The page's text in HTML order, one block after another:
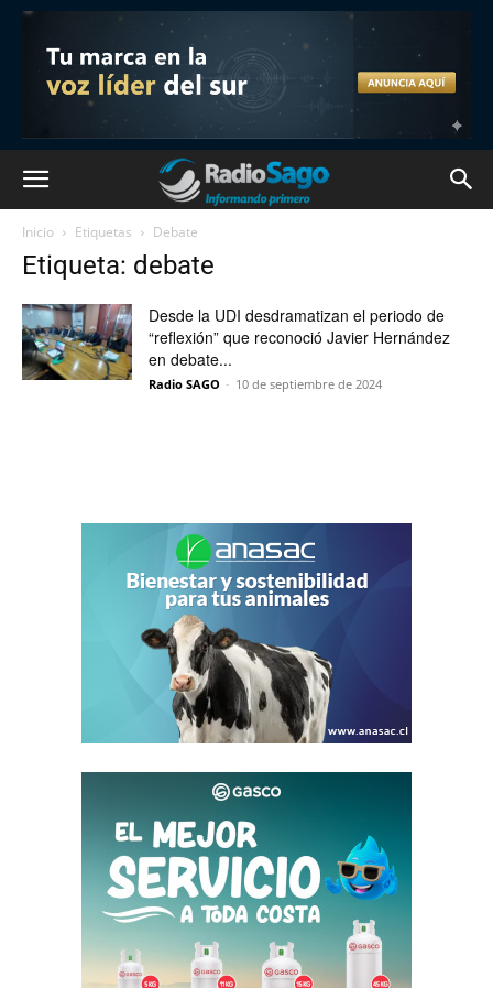
Inicio Etiquetas Debate
Etiqueta: debate
Desde la UDI desdramatizan el periodo de
“reflexión” que reconoció Javier Hernández
en debate...
Radio SAGO - 10 de septiembre de 2024